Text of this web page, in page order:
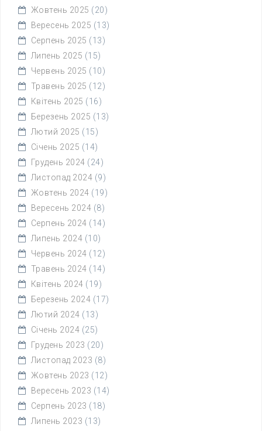
Жовтень 2025 (20)
Вересень 2025 (13)
Серпень 2025 (13)
Липень 2025 (15)
Червень 2025 (10)
Травень 2025 (12)
Квітень 2025 (16)
Березень 2025 (13)
Лютий 2025 (15)
Січень 2025 (14)
Грудень 2024 (24)
Листопад 2024 (9)
Жовтень 2024 (19)
Вересень 2024 (8)
Серпень 2024 (14)
Липень 2024 (10)
Червень 2024 (12)
Травень 2024 (14)
Квітень 2024 (19)
Березень 2024 (17)
Лютий 2024 (13)
Січень 2024 (25)
Грудень 2023 (20)
Листопад 2023 (8)
Жовтень 2023 (12)
Вересень 2023 (14)
Серпень 2023 (18)
Липень 2023 (13)